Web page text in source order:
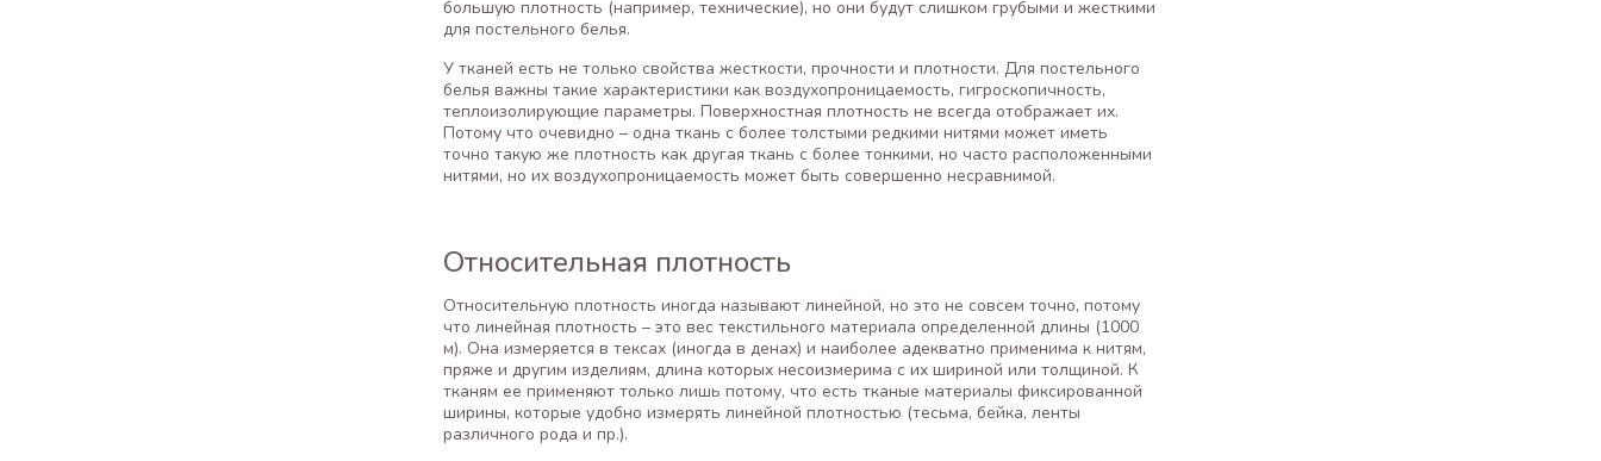
большую плотность (например, технические), но они будут слишком грубыми и жесткими
для постельного белья.
У тканей есть не только свойства жесткости, прочности и плотности. Для постельного
белья важны такие характеристики как воздухопроницаемость, гигроскопичность,
теплоизолирующие параметры. Поверхностная плотность не всегда отображает их.
Потому что очевидно – одна ткань с более толстыми редкими нитями может иметь
точно такую же плотность как другая ткань с более тонкими, но часто расположенными
нитями, но их воздухопроницаемость может быть совершенно несравнимой.
Относительная плотность
Относительную плотность иногда называют линейной, но это не совсем точно, потому
что линейная плотность – это вес текстильного материала определенной длины (1000
м). Она измеряется в тексах (иногда в денах) и наиболее адекватно применима к нитям,
пряже и другим изделиям, длина которых несоизмерима с их шириной или толщиной. К
тканям ее применяют только лишь потому, что есть тканые материалы фиксированной
ширины, которые удобно измерять линейной плотностью (тесьма, бейка, ленты
различного рода и пр.).